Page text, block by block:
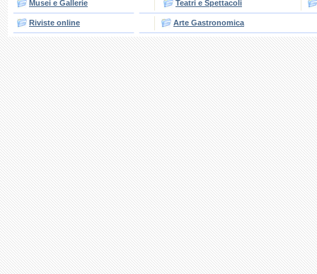
Musei e Gallerie Teatri e Spettacoli
Riviste online Arte Gastronomica